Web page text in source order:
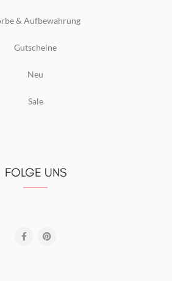
& Aufbewahrung
Gutscheine
Neu
Sale
FOLGE UNS